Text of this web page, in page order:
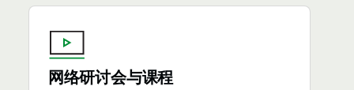
网络研讨会与课程